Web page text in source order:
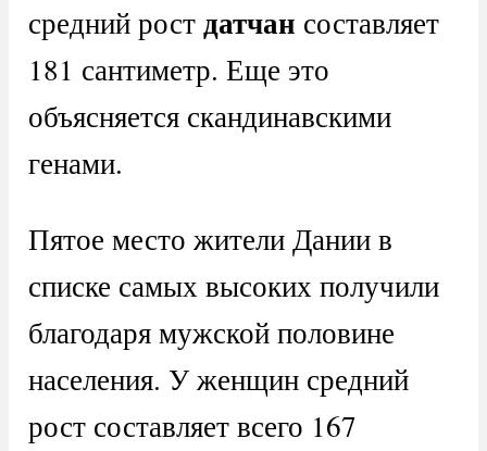
средний ростдатчан составляет
181 сантиметр. Еще это
объясняется скандинавскими
генами.
Пятое место жители Дании в
списке самых высоких получили
благодаря мужской половине
населения. У женщин средний
рост составляет всего 167